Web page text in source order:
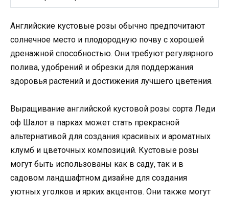
Английские кустовые розы обычно предпочитают
солнечное место и плодородную почву с хорошей
дренажной способностью. Они требуют регулярного
полива, удобрений и обрезки для поддержания
здоровья растений и достижения лучшего цветения.
Выращивание английской кустовой розы сорта Леди
оф Шалот в парках может стать прекрасной
альтернативой для создания красивых и ароматных
клумб и цветочных композиций. Кустовые розы
могут быть использованы как в саду, так и в
садовом ландшафтном дизайне для создания
уютных уголков и ярких акцентов. Они также могут